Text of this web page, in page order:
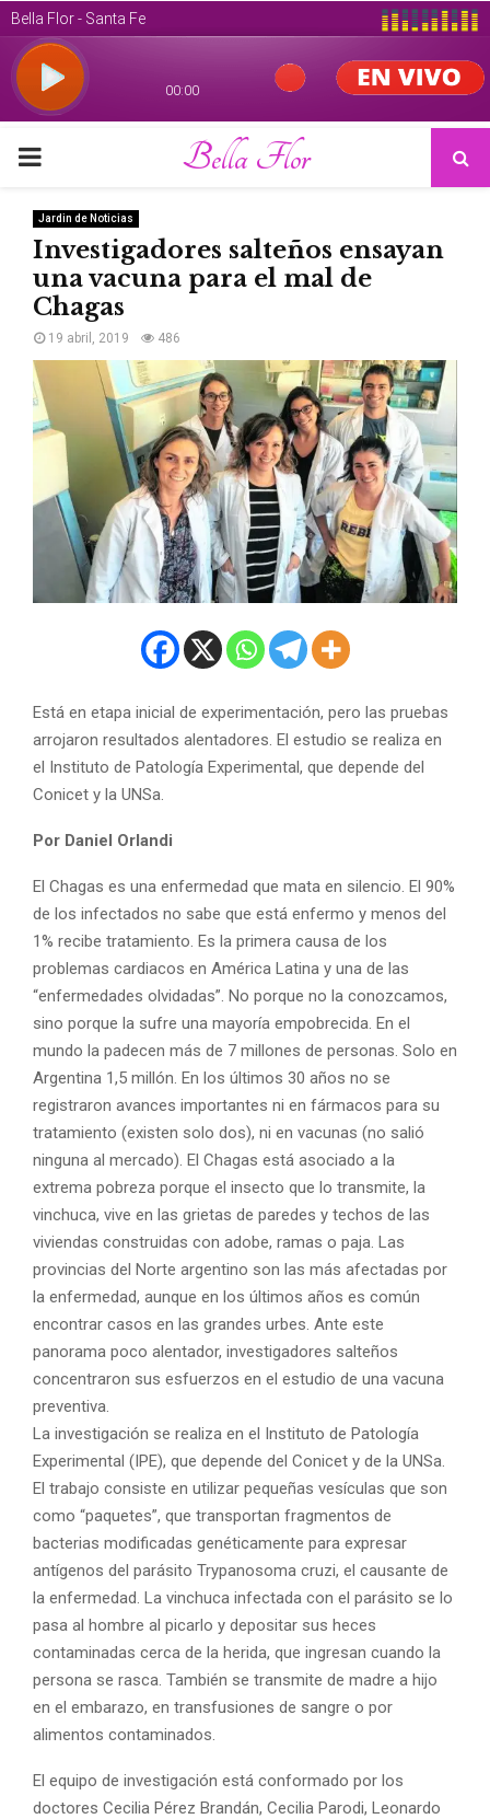
PRIMARY
MENU
Bella Flor
Jardin de Noticias
Investigadores salteños ensayan
una vacuna para el mal de
Chagas
19 abril, 2019 486
Está en etapa inicial de experimentación, pero las pruebas
arrojaron resultados alentadores. El estudio se realiza en
el Instituto de Patología Experimental, que depende del
Conicet y la UNSa.
Por Daniel Orlandi
El Chagas es una enfermedad que mata en silencio. El 90%
de los infectados no sabe que está enfermo y menos del
1% recibe tratamiento. Es la primera causa de los
problemas cardiacos en América Latina y una de las
“enfermedades olvidadas”. No porque no la conozcamos,
sino porque la sufre una mayoría empobrecida. En el
mundo la padecen más de 7 millones de personas. Solo en
Argentina 1,5 millón. En los últimos 30 años no se
registraron avances importantes ni en fármacos para su
tratamiento (existen solo dos), ni en vacunas (no salió
ninguna al mercado). El Chagas está asociado a la
extrema pobreza porque el insecto que lo transmite, la
vinchuca, vive en las grietas de paredes y techos de las
viviendas construidas con adobe, ramas o paja. Las
provincias del Norte argentino son las más afectadas por
la enfermedad, aunque en los últimos años es común
encontrar casos en las grandes urbes. Ante este
panorama poco alentador, investigadores salteños
concentraron sus esfuerzos en el estudio de una vacuna
preventiva.
La investigación se realiza en el Instituto de Patología
Experimental (IPE), que depende del Conicet y de la UNSa.
El trabajo consiste en utilizar pequeñas vesículas que son
como “paquetes”, que transportan fragmentos de
bacterias modificadas genéticamente para expresar
antígenos del parásito Trypanosoma cruzi, el causante de
la enfermedad. La vinchuca infectada con el parásito se lo
pasa al hombre al picarlo y depositar sus heces
contaminadas cerca de la herida, que ingresan cuando la
persona se rasca. También se transmite de madre a hijo
en el embarazo, en transfusiones de sangre o por
alimentos contaminados.
El equipo de investigación está conformado por los
doctores Cecilia Pérez Brandán, Cecilia Parodi, Leonardo